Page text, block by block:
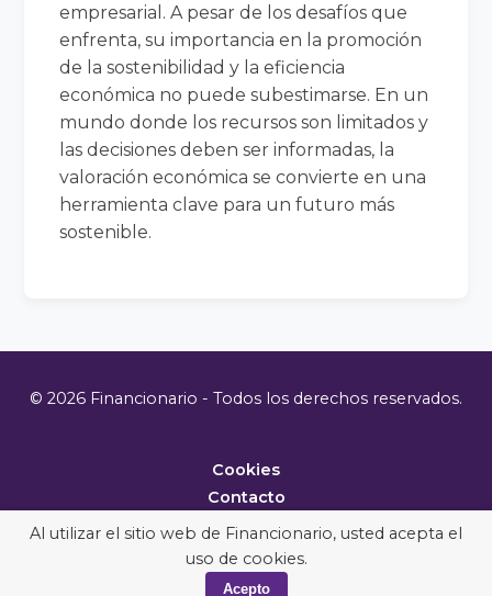
empresarial. A pesar de los desafíos que
enfrenta, su importancia en la promoción
de la sostenibilidad y la eficiencia
económica no puede subestimarse. En un
mundo donde los recursos son limitados y
las decisiones deben ser informadas, la
valoración económica se convierte en una
herramienta clave para un futuro más
sostenible.
© 2026 Financionario - Todos los derechos reservados.
Cookies
Contacto
Metodología
Al utilizar el sitio web de Financionario, usted acepta el
uso de cookies.
Acepto